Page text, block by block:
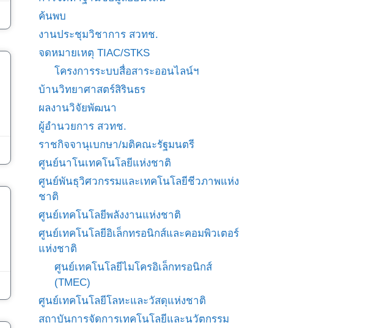
ค้นพบ
งานประชุมวิชาการ สวทช.
จดหมายเหตุ TIAC/STKS
โครงการระบบสื่อสาระออนไลน์ฯ
บ้านวิทยาศาสตร์สิรินธร
ผลงานวิจัยพัฒนา
ผู้อำนวยการ สวทช.
ราชกิจจานุเบกษา/มติคณะรัฐมนตรี
ศูนย์นาโนเทคโนโลยีแห่งชาติ
ศูนย์พันธุวิศวกรรมและเทคโนโลยีชีวภาพแห่ง
ชาติ
ศูนย์เทคโนโลยีพลังงานแห่งชาติ
ศูนย์เทคโนโลยีอิเล็กทรอนิกส์และคอมพิวเตอร์
แห่งชาติ
ศูนย์เทคโนโลยีไมโครอิเล็กทรอนิกส์
(TMEC)
ศูนย์เทคโนโลยีโลหะและวัสดุแห่งชาติ
สถาบันการจัดการเทคโนโลยีและนวัตกรรม